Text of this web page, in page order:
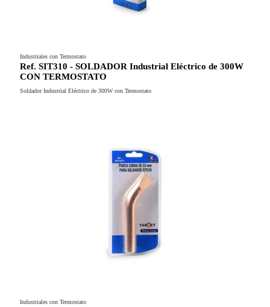
Industriales con Termostato
Ref. SIT310 - SOLDADOR Industrial Eléctrico de 300W
CON TERMOSTATO
Soldador Industrial Eléctrico de 300W con Termostato
Industriales con Termostato